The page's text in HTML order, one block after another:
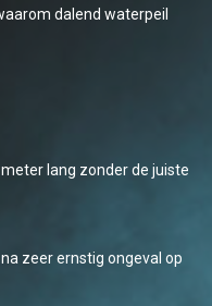
dalend waterpeil
lang zonder de juiste
zeer ernstig ongeval op